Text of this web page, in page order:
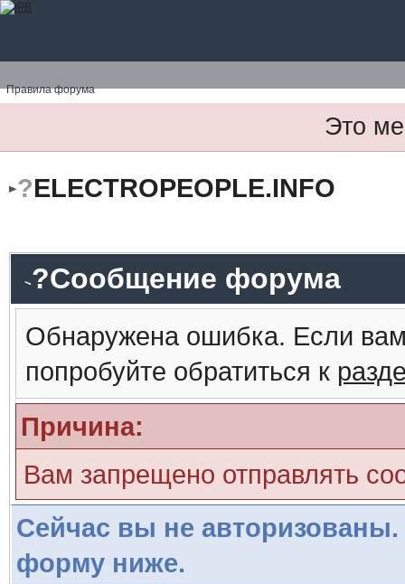
Правила форума
Это
?ELECTROPEOPLE.INFO
?Сообщение форума
Обнаружена ошибка. Если
попробуйте обратиться к
Причина:
Вам запрещено отправлять
Сейчас вы не авторизованы.
форму ниже.